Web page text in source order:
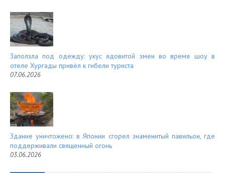
Заползла под одежду: укус ядовитой змеи во время шоу в
отеле Хургады привёл к гибели туриста
07.06.2026
Здание уничтожено: в Японии сгорел знаменитый павильон, где
поддерживали священный огонь
03.06.2026